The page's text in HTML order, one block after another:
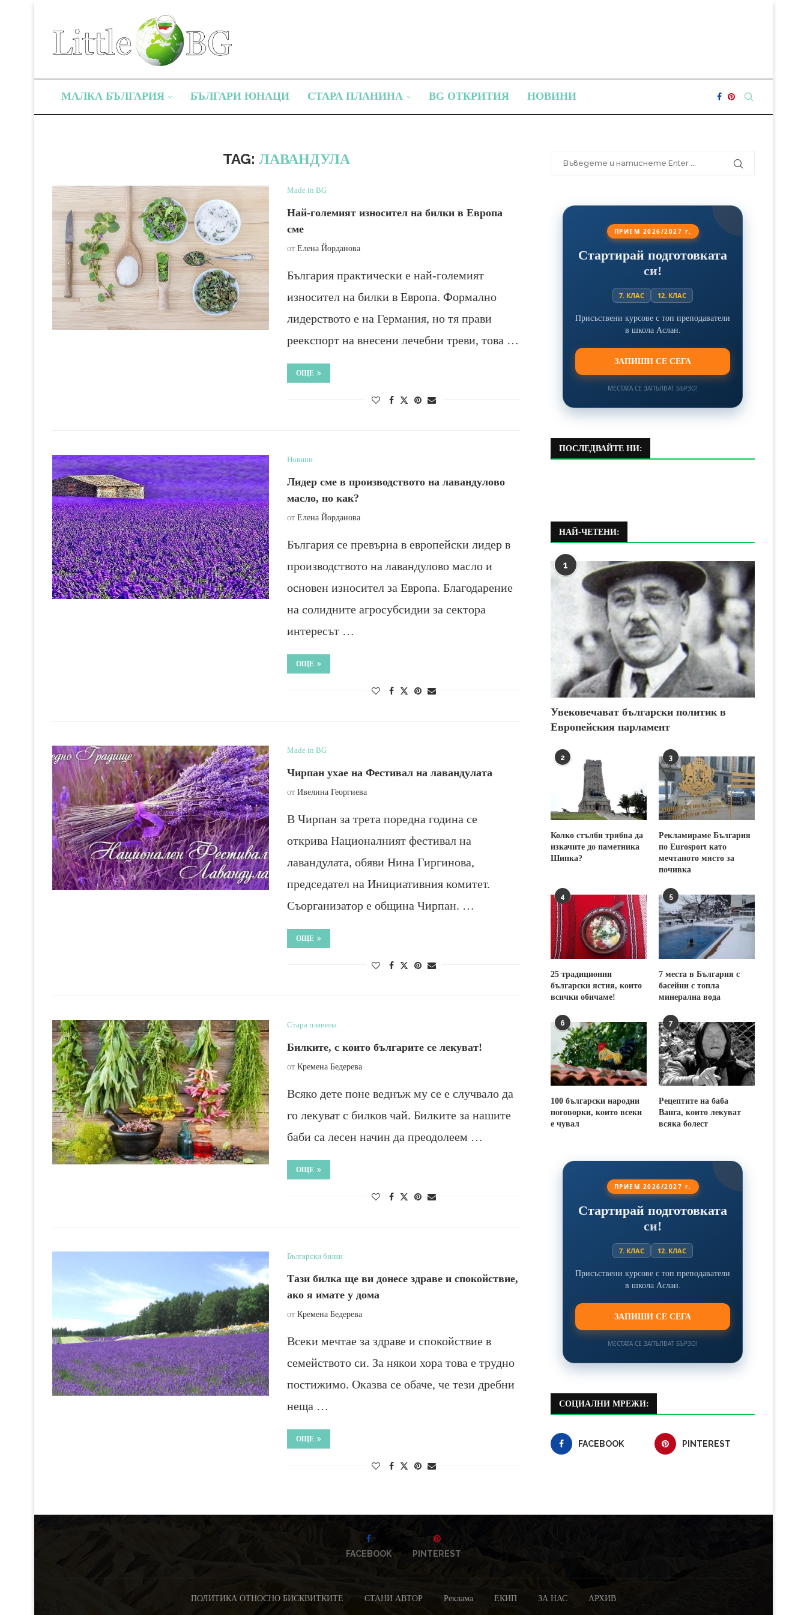
МАЛКА БЪЛГАРИЯ БЪЛГАРИ ЮНАЦИ СТАРА ПЛАНИНА BG ОТКРИТИЯ НОВИНИ
TAG: ЛАВАНДУЛА
Made in BG
Най-големият износител на билки в Европа
сме
от Елена Йорданова
България практически е най-големият
износител на билки в Европа. Формално
лидерството е на Германия, но тя прави
реекспорт на внесени лечебни треви, това …
ОЩЕ
Новини
Лидер сме в производството на лавандулово
масло, но как?
от Елена Йорданова
България се превърна в европейски лидер в
производството на лавандулово масло и
основен износител за Европа. Благодарение
на солидните агросубсидии за сектора
интересът …
ОЩЕ
Made in BG
Чирпан ухае на Фестивал на лавандулата
от Ивелина Георгиева
В Чирпан за трета поредна година се
открива Националният фестивал на
лавандулата, обяви Нина Гиргинова,
председател на Инициативния комитет.
Съорганизатор е община Чирпан. …
ОЩЕ
Стара планина
Билките, с които българите се лекуват!
от Кремена Бедерева
Всяко дете поне веднъж му се е случвало да
го лекуват с билков чай. Билките за нашите
баби са лесен начин да преодолеем …
ОЩЕ
Български билки
Тази билка ще ви донесе здраве и спокойствие,
ако я имате у дома
от Кремена Бедерева
Всеки мечтае за здраве и спокойствие в
семейството си. За някои хора това е трудно
постижимо. Оказва се обаче, че тези дребни
неща …
ОЩЕ
ПРИЕМ 2026/2027 г.
Стартирай подготовката
си!
7. КЛАС 12. КЛАС
Присъствени курсове с топ преподаватели
в школа Аслан.
ЗАПИШИ СЕ СЕГА
МЕСТАТА СЕ ЗАПЪЛВАТ БЪРЗО!
ПОСЛЕДВАЙТЕ НИ:
НАЙ-ЧЕТЕНИ:
1
Увековечават български политик в
Европейския парламент
2
Колко стълби трябва да
изкачите до паметника
Шипка?
3
Рекламираме България
по Eurosport като
мечтаното място за
почивка
4
25 традиционни
български ястия, които
всички обичаме!
5
7 места в България с
басейни с топла
минерална вода
6
100 български народни
поговорки, които всеки
е чувал
7
Рецептите на баба
Ванга, които лекуват
всяка болест
ПРИЕМ 2026/2027 г.
Стартирай подготовката
си!
7. КЛАС 12. КЛАС
Присъствени курсове с топ преподаватели
в школа Аслан.
ЗАПИШИ СЕ СЕГА
МЕСТАТА СЕ ЗАПЪЛВАТ БЪРЗО!
СОЦИАЛНИ МРЕЖИ:
FACEBOOK PINTEREST
FACEBOOK PINTEREST
ПОЛИТИКА ОТНОСНО БИСКВИТКИТЕ СТАНИ АВТОР Реклама ЕКИП ЗА НАС АРХИВ